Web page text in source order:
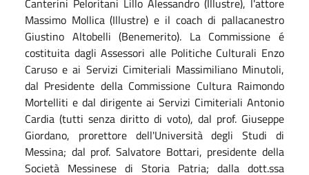
Massimo Mollica (Illustre) e il coach di pallacanestro
Giustino Altobelli (Benemerito). La Commissione é
costituita dagli Assessori alle Politiche Culturali Enzo
Caruso e ai Servizi Cimiteriali Massimiliano Minutoli,
dal Presidente della Commissione Cultura Raimondo
Mortelliti e dal dirigente ai Servizi Cimiteriali Antonio
Cardia (tutti senza diritto di voto), dal prof. Giuseppe
Giordano, prorettore dell'Università degli Studi di
Messina; dal prof. Salvatore Bottari, presidente della
Società Messinese di Storia Patria; dalla dott.ssa